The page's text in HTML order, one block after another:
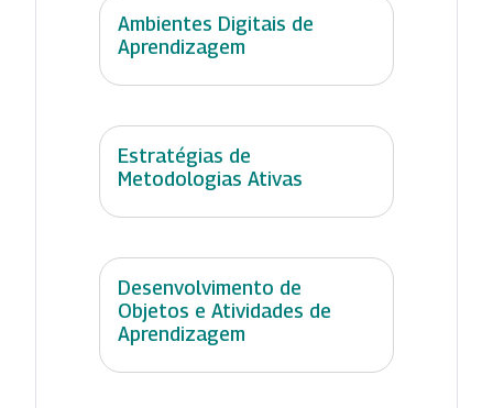
Ambientes Digitais de
Aprendizagem
Estratégias de
Metodologias Ativas
Desenvolvimento de
Objetos e Atividades de
Aprendizagem